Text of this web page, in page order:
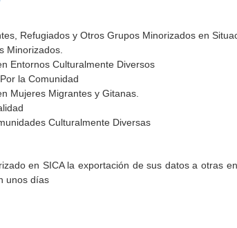
Refugiados y Otros Grupos Minorizados en
Minorizados.
Entornos Culturalmente Diversos
la Comunidad
Mujeres Migrantes y Gitanas.
Culturalmente Diversas
en SICA la exportación de sus datos a otras
unos días